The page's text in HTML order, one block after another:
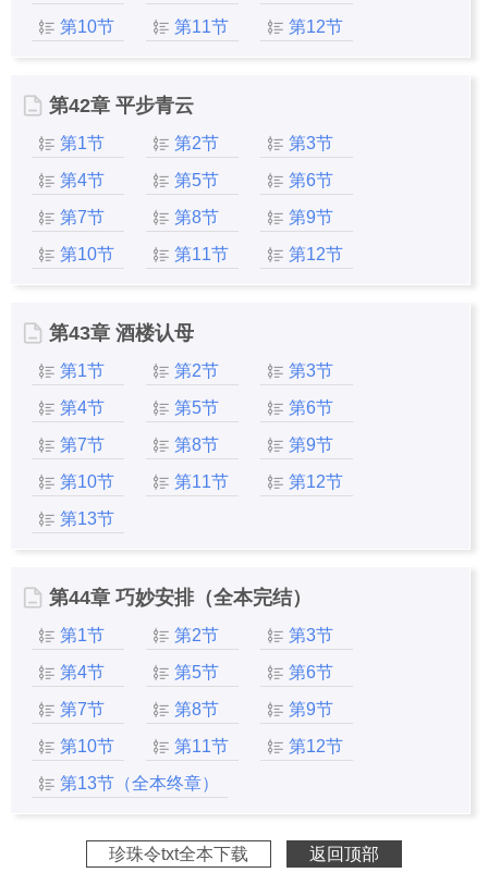
第10节
第11节 第12节
第42章 平步青云
第1节 第2节
第3节
第4节
第5节
第6节
第7节
第8节
第9节
第10节
第11节 第12节
第43章 酒楼认母
第1节 第2节
第3节
第4节
第5节
第6节
第7节
第8节
第9节
第10节
第11节
第12节
第13节
第44章 巧妙安排（全本完结）
第1节 第2节
第3节
第4节
第5节
第6节
第7节
第8节
第9节
第10节
第11节
第12节
第13节（全本终章）
珍珠令txt全本下载 返回顶部